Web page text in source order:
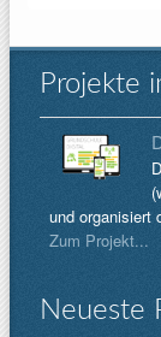
Projekte
und organisiert
Zum Projekt...
Neueste